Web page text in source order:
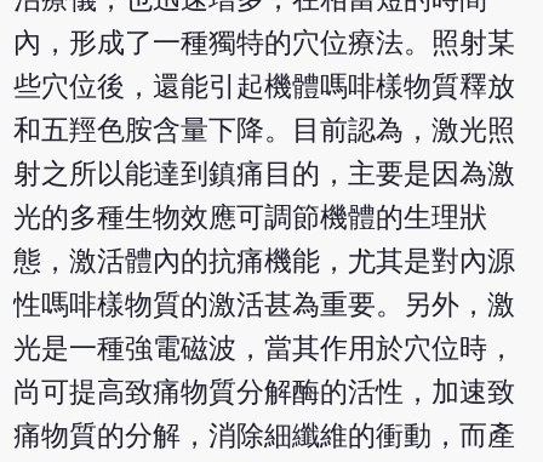
內，形成了一種獨特的穴位療法。照射某
些穴位後，還能引起機體嗎啡樣物質釋放
和五羥色胺含量下降。目前認為，激光照
射之所以能達到鎮痛目的，主要是因為激
光的多種生物效應可調節機體的生理狀
態，激活體內的抗痛機能，尤其是對內源
性嗎啡樣物質的激活甚為重要。另外，激
光是一種強電磁波，當其作用於穴位時，
尚可提高致痛物質分解酶的活性，加速致
痛物質的分解，消除細纖維的衝動，而產